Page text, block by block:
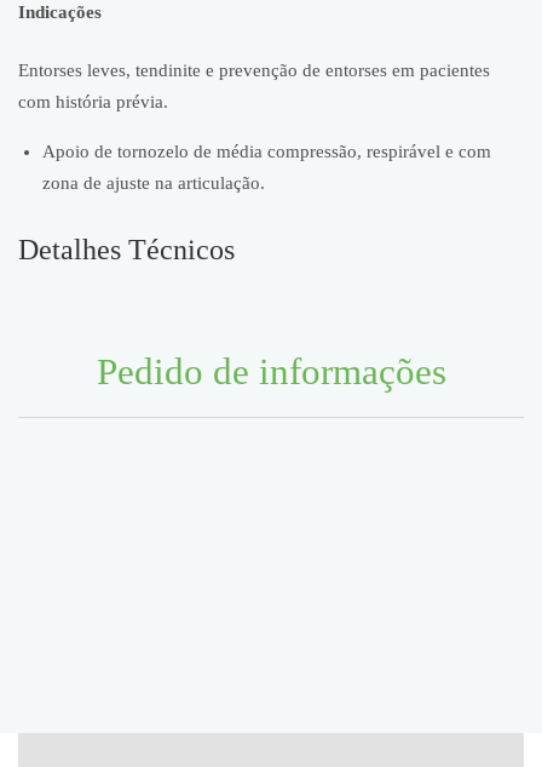
Indicações
Entorses leves, tendinite e prevenção de entorses em pacientes
com história prévia.
Apoio de tornozelo de média compressão, respirável e com
zona de ajuste na articulação.
Detalhes Técnicos
Pedido de informações